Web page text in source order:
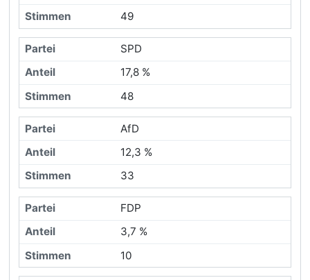
49
SPD
17,8 %
48
AfD
12,3 %
33
FDP
3,7 %
10